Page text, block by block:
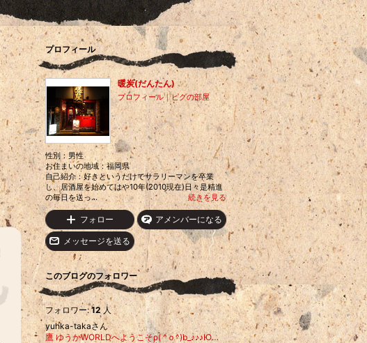
プロフィール
暖炭(だんたん)
プロフィール｜ピグの部屋
性別：男性
お住まいの地域：福岡県
自己紹介：好きというだけでサラリーマンを卒業
し、居酒屋を始めてはや10年(2010現在)日々是精進
の毎日を送っ...
続きを見る
フォロー アメンバーになる
メッセージを送る
このブログのフォロワー
フォロワー:12人
yuhka-takaさん
鷹 ゆうかWORLDへようこそρ( ^ｏ^)b_♪♪♪Ю―(^▽^o) ♪